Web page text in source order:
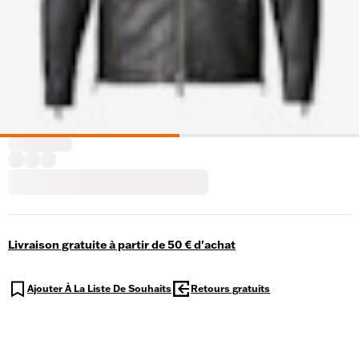
Livraison gratuite à partir de 50 € d'achat
Ajouter À La Liste De Souhaits Retours gratuits